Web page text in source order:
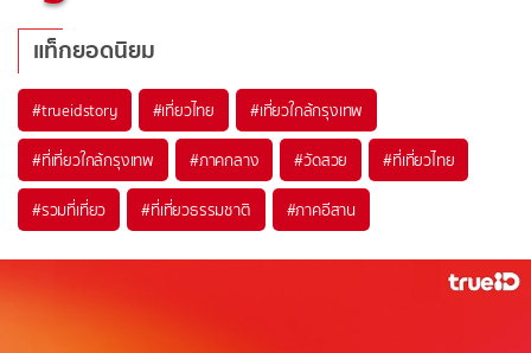
แท็กยอดนิยม
#trueidstory #เที่ยวไทย #เที่ยวใกล้กรุงเทพ
#ที่เที่ยวใกล้กรุงเทพ #ภาคกลาง #วัดสวย #ที่เที่ยวไทย
#รวมที่เที่ยว #ที่เที่ยวธรรมชาติ #ภาคอีสาน